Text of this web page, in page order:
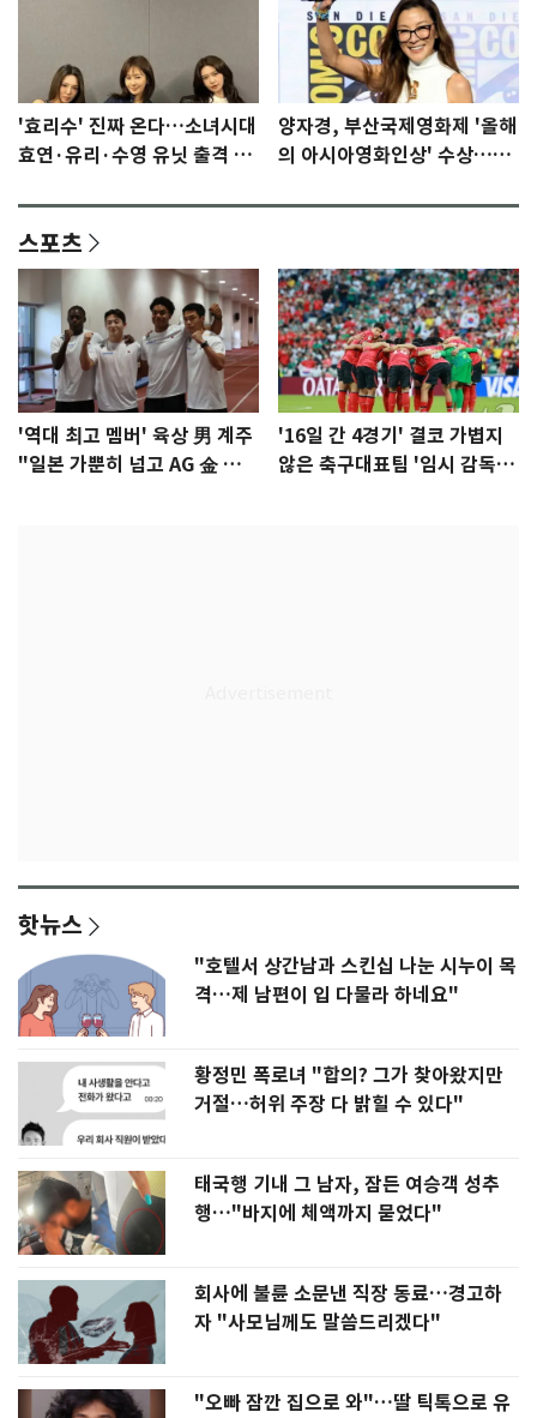
'효리수' 진짜 온다…소녀시대
효연·유리·수영 유닛 출격 [N
양자경, 부산국제영화제 '올해
의 아시아영화인상' 수상…15
스포츠
'역대 최고 멤버' 육상 男 계주
"일본 가뿐히 넘고 AG 金 따겠
'16일 간 4경기' 결코 가볍지
않은 축구대표팀 '임시 감독'
핫뉴스
"호텔서 상간남과 스킨십 나눈 시누이 목
격…제 남편이 입 다물라 하네요"
황정민 폭로녀 "합의? 그가 찾아왔지만
거절…허위 주장 다 밝힐 수 있다"
태국행 기내 그 남자, 잠든 여승객 성추
행…"바지에 체액까지 묻었다"
회사에 불륜 소문낸 직장 동료…경고하
자 "사모님께도 말씀드리겠다"
"오빠 잠깐 집으로 와"…딸 틱톡으로 유